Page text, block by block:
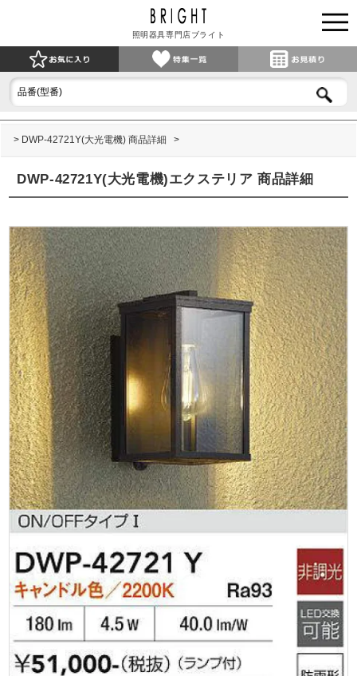
照明器具専門店ブライト
DWP-42721Y(大光電機) 商品詳細
DWP-42721Y(大光電機)エクステリア 商品詳細